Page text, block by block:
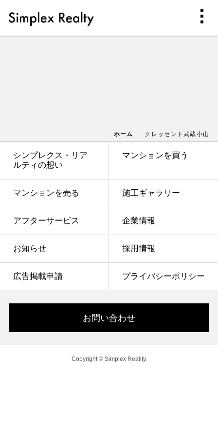
ホーム クレッセント武蔵小山
シンプレクス・リア
ルティの想い
マンションを買う
マンションを売る 施工ギャラリー
アフターサービス 企業情報
お知らせ 採用情報
広告掲載申請 プライバシーポリシー
お問い合わせ
Copyright © Simplex Reality.